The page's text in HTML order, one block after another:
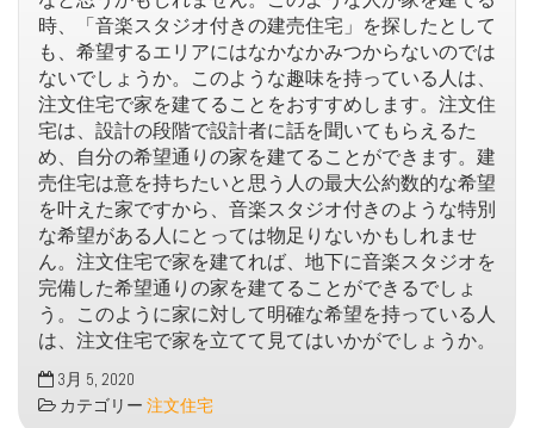
時、「音楽スタジオ付きの建売住宅」を探したとして
も、希望するエリアにはなかなかみつからないのでは
ないでしょうか。このような趣味を持っている人は、
注文住宅で家を建てることをおすすめします。注文住
宅は、設計の段階で設計者に話を聞いてもらえるた
め、自分の希望通りの家を建てることができます。建
売住宅は意を持ちたいと思う人の最大公約数的な希望
を叶えた家ですから、音楽スタジオ付きのような特別
な希望がある人にとっては物足りないかもしれませ
ん。注文住宅で家を建てれば、地下に音楽スタジオを
完備した希望通りの家を建てることができるでしょ
う。このように家に対して明確な希望を持っている人
は、注文住宅で家を立てて見てはいかがでしょうか。
3月 5, 2020
カテゴリー 注文住宅